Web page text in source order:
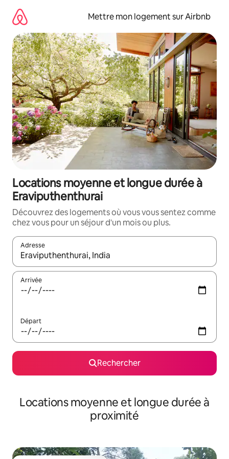
directement
contenu
Mettre mon logement sur Airbnb
Locations moyenne et longue durée à
Eraviputhenthurai
Découvrez des logements où vous vous sentez comme
chez vous pour un séjour d'un mois ou plus.
Adresse
Lorsque les résultats s'affichent, utilisez les flèches vers le
Arrivée
Départ
Rechercher
Locations moyenne et longue durée à
proximité